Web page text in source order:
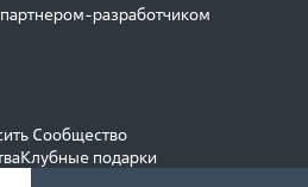
партнером-разработчиком
Сообщество
Клубные подарки